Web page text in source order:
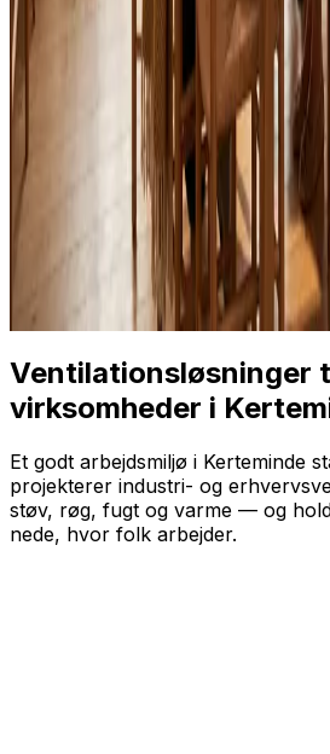
Ventilationsløsninger
virksomheder i
Et godt arbejdsmiljø i Kerteminde
projekterer industri- og
støv, røg, fugt og varme — og
nede, hvor folk arbejder.